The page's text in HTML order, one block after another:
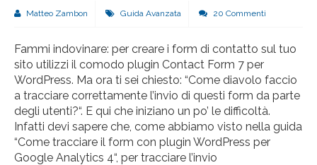
Matteo Zambon Guida Avanzata 20 Commenti
Fammi indovinare: per creare i form di contatto sul tuo
sito utilizzi il comodo plugin Contact Form 7 per
WordPress. Ma ora ti sei chiesto: “Come diavolo faccio
a tracciare correttamente l’invio di questi form da parte
degli utenti?“. E qui che iniziano un po’ le difficoltà.
Infatti devi sapere che, come abbiamo visto nella guida
“Come tracciare il form con plugin WordPress per
Google Analytics 4“, per tracciare l’invio